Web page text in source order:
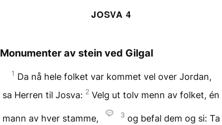
JOSVA 4
Monumenter av stein ved Gilgal
1 Da nå hele folket var kommet vel over Jordan,
sa Herren til Josva: 2 Velg ut tolv menn av folket, én
mann av hver stamme, 3 og befal dem og si: Ta